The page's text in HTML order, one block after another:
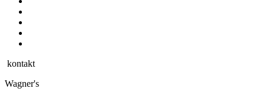
kontakt
Wagner's